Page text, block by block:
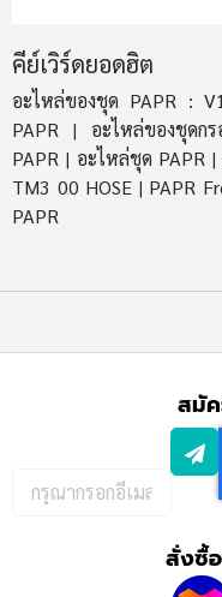
คีย์เวิร์ดยอดฮิต
อะไหล่ของชุด PAPR :
PAPR | อะไหล่ของชุดก
PAPR | อะไหล่ชุด PAPR |
TM3 00 HOSE | PAPR
PAPR
สมัค
กรอก
สั่งซื้